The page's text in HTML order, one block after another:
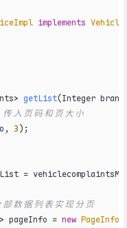
implements
getList(Integer
入页码和页大小
3);
=
数据列表实现分页
pageInfo =
new PageInfo